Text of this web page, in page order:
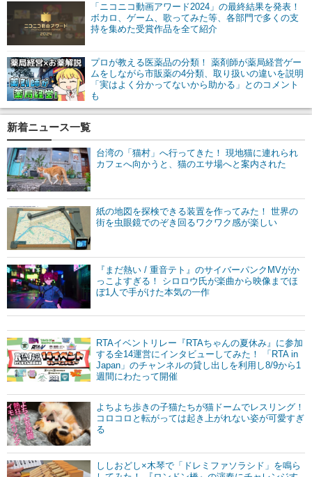
「ニコニコ動画アワード2024」の最終結果を発表！
ボカロ、ゲーム、歌ってみた等、各部門で多くの支
持を集めた受賞作品を全て紹介
プロが教える医薬品の分類！ 薬剤師が薬局経営ゲー
ムをしながら市販薬の4分類、取り扱いの違いを説明
「実はよく分かってないから助かる」とのコメント
も
新着ニュース一覧
台湾の「猫村」へ行ってきた！ 現地猫に連れられ
カフェへ向かうと、猫のエサ場へと案内された
紙の地図を探検できる装置を作ってみた！ 世界の
街を虫眼鏡でのぞき回るワクワク感が楽しい
『まだ熱い / 重音テト』のサイバーパンクMVがか
っこよすぎる！ シロロウ氏が楽曲から映像までほ
ぼ1人で手がけた本気の一作
RTAイベントリレー『RTAちゃんの夏休み』に参加
する全14運営にインタビューしてみた！ 「RTA in
Japan」のチャンネルの貸し出しを利用し8/9から1
週間にわたって開催
よちよち歩きの子猫たちが猫ドームでレスリング！
コロコロと転がっては起き上がれない姿が可愛すぎ
る
ししおどし×木琴で「ドレミファソラシド」を鳴ら